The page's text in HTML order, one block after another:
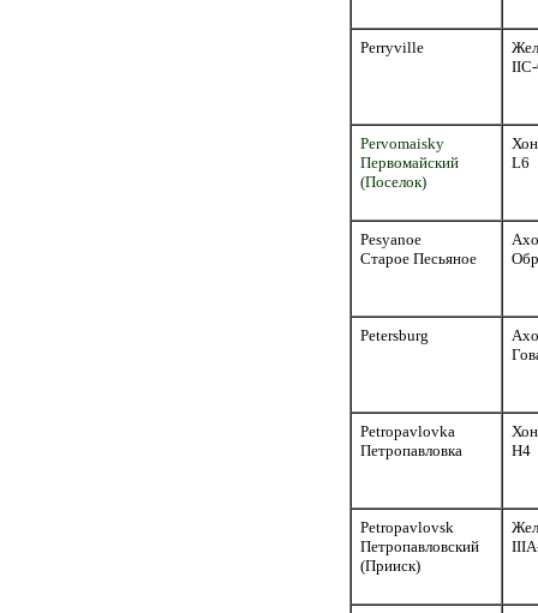
Perryville
Pervomaisky
Первомайский
(Поселок)
L6
Pesyanoe
Старое Песьяное
Petersburg
Petropavlovka
Петропавловка
H4
Petropavlovsk
Петропавловский
(Прииск)